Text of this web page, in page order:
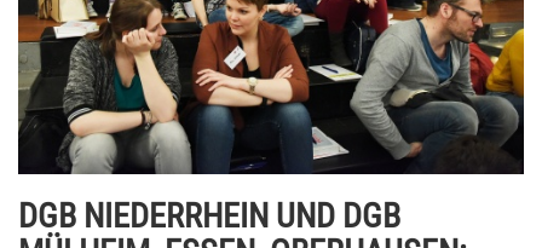
DGB NIEDERRHEIN UND DGB